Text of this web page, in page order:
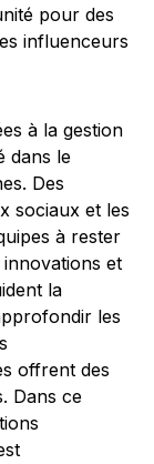
pour des
influenceurs
à la gestion
dans le
Des
sociaux et les
à rester
et
la
les
offrent des
Dans ce